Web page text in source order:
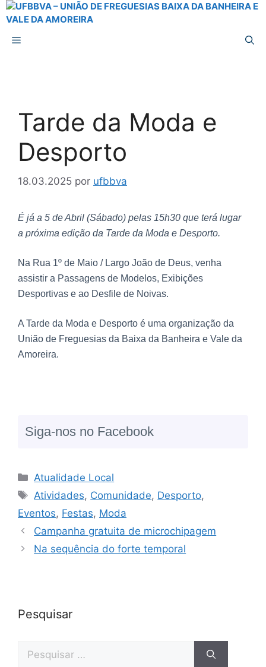
Tarde da Moda e
Desporto
18.03.2025 por ufbbva
É já a 5 de Abril (Sábado) pelas 15h30 que terá lugar
a próxima edição da Tarde da Moda e Desporto.
Na Rua 1º de Maio / Largo João de Deus, venha
assistir a Passagens de Modelos, Exibições
Desportivas e ao Desfile de Noivas.
A Tarde da Moda e Desporto é uma organização da
União de Freguesias da Baixa da Banheira e Vale da
Amoreira.
Siga-nos no Facebook
Atualidade Local
Atividades, Comunidade, Desporto,
Eventos, Festas, Moda
Campanha gratuita de microchipagem
Na sequência do forte temporal
Pesquisar